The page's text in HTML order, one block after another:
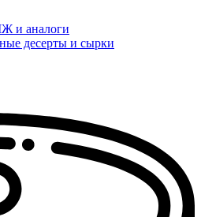
и аналоги
десерты и сырки